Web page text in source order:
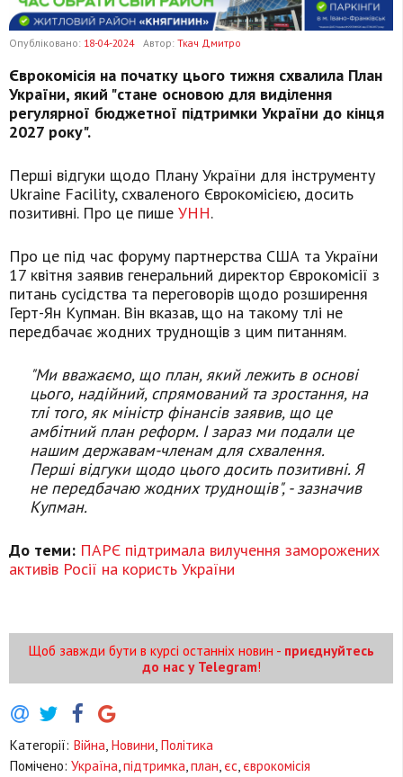
Опубліковано: 18-04-2024 Автор: Ткач Дмитро
Єврокомісія на початку цього тижня схвалила План
України, який "стане основою для виділення
регулярної бюджетної підтримки України до кінця
2027 року".
Перші відгуки щодо Плану України для інструменту
Ukraine Facility, схваленого Єврокомісією, досить
позитивні. Про це пише УНН.
Про це під час форуму партнерства США та України
17 квітня заявив генеральний директор Єврокомісії з
питань сусідства та переговорів щодо розширення
Герт-Ян Купман. Він вказав, що на такому тлі не
передбачає жодних труднощів з цим питанням.
"Ми вважаємо, що план, який лежить в основі
цього, надійний, спрямований та зростання, на
тлі того, як міністр фінансів заявив, що це
амбітний план реформ. І зараз ми подали це
нашим державам-членам для схвалення.
Перші відгуки щодо цього досить позитивні. Я
не передбачаю жодних труднощів",- зазначив
Купман.
До теми: ПАРЄ підтримала вилучення заморожених
активів Росії на користь України
Щоб завжди бути в курсі останніх новин - приєднуйтесь
до нас у Telegram!
Категорії: Війна, Новини, Політика
Помічено: Україна,підтримка,план, єс, єврокомісія